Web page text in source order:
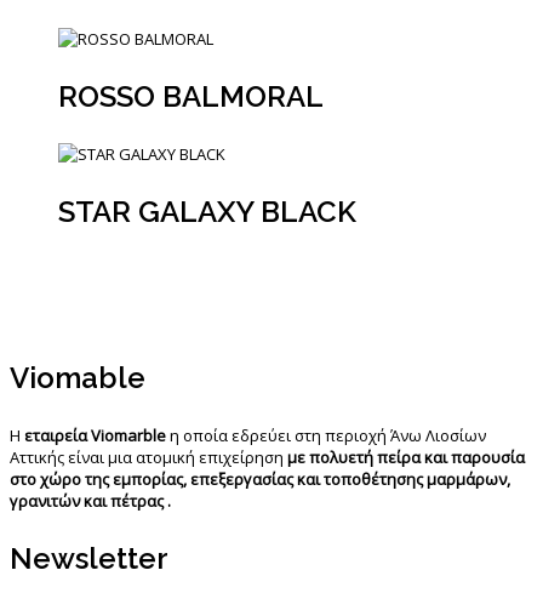
ROSSO BALMORAL
STAR GALAXY BLACK
Viomable
Η εταιρεία Viomarbleη οποία εδρεύει στη περιοχή Άνω Λιοσίων
Αττικής είναι μια ατομική επιχείρηση με πολυετή πείρα και παρουσία
στο χώρο της εμπορίας, επεξεργασίας και τοποθέτησης μαρμάρων,
γρανιτών και πέτρας .
Newsletter